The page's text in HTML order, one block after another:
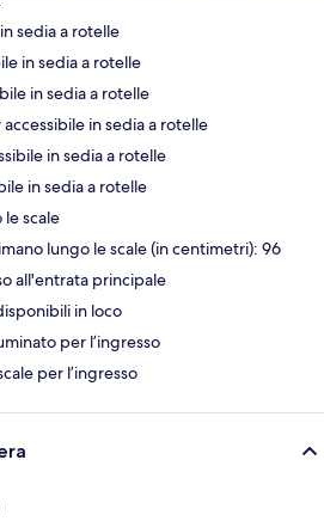
sedia a rotelle
in sedia a rotelle
in sedia a rotelle
in sedia a rotelle
in sedia a rotelle
in sedia a rotelle
scale
lungo le scale (in centimetri): 96
all'entrata principale
in loco
per l’ingresso
per l’ingresso